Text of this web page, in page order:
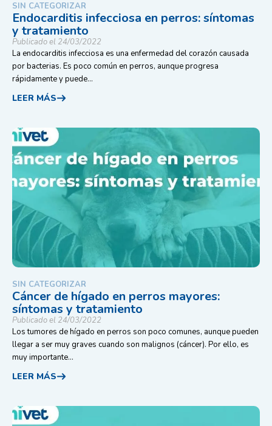
SIN CATEGORIZAR
Endocarditis infecciosa en perros: síntomas
y tratamiento
Publicado el 24/03/2022
La endocarditis infecciosa es una enfermedad del corazón causada
por bacterias. Es poco común en perros, aunque progresa
rápidamente y puede...
LEER MÁS
SIN CATEGORIZAR
Cáncer de hígado en perros mayores:
síntomas y tratamiento
Publicado el 24/03/2022
Los tumores de hígado en perros son poco comunes, aunque pueden
llegar a ser muy graves cuando son malignos (cáncer). Por ello, es
muy importante...
LEER MÁS